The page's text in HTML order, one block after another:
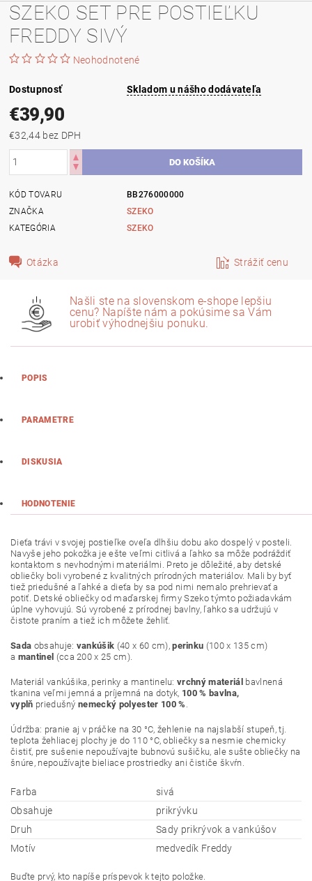
SZEKO SET PRE POSTIEĽKU
FREDDY SIVÝ
Neohodnotené
Dostupnosť Skladom u nášho dodávateľa
€39,90
€32,44 bez DPH
KÓD TOVARU
BB276000000
ZNAČKA
SZEKO
KATEGÓRIA
SZEKO
Otázka Strážiť cenu
Našli ste na slovenskom e-shope lepšiu
cenu? Napíšte nám a pokúsime sa Vám
urobiť výhodnejšiu ponuku.
POPIS
PARAMETRE
DISKUSIA
HODNOTENIE
Dieťa trávi v svojej postieľke oveľa dlhšiu dobu ako dospelý v posteli.
Navyše jeho pokožka je ešte veľmi citlivá a ľahko sa môže podráždiť
kontaktom s nevhodnými materiálmi. Preto je dôležité, aby detské
obliečky boli vyrobené z kvalitných prírodných materiálov. Mali by byť
tiež priedušné a ľahké a dieťa by sa pod nimi nemalo prehrievať a
potiť. Detské obliečky od maďarskej firmy Szeko týmto požiadavkám
úplne vyhovujú. Sú vyrobené z prírodnej bavlny, ľahko sa udržujú v
čistote praním a tiež ich môžete žehliť.
Sada obsahuje: vankúšik (40 x 60 cm), perinku (100 x 135 cm)
a mantinel (cca 200 x 25 cm).
Materiál vankúšika, perinky a mantinelu: vrchný materiál bavlnená
tkanina veľmi jemná a príjemná na dotyk, 100 % bavlna,
vyplň priedušný nemecký polyester 100 %
Údržba: pranie aj v práčke na 30 °C, žehlenie na najslabší stupeň, tj.
teplota žehliacej plochy je do 110 °C, obliečky sa nesmie chemicky
čistiť, pre sušenie nepoužívajte bubnovú sušičku, ale sušte obliečky na
šnúre, nepoužívajte bieliace prostriedky ani čističe škvŕn.
Farba
sivá
Obsahuje
prikrývku
Druh
Sady prikrývok a vankúšov
Motív
medvedík Freddy
Buďte prvý, kto napíše príspevok k tejto položke.